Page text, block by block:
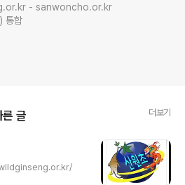
합
른 글 더보기
wildginseng.or.kr/